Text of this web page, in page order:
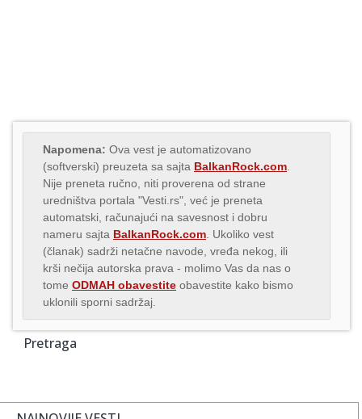
Napomena: Ova vest je automatizovano
(softverski) preuzeta sa sajta BalkanRock.com
Nije preneta ručno, niti proverena od strane
uredništva portala "Vesti.rs", već je preneta
automatski, računajući na savesnost i dobru
nameru sajta BalkanRock.com . Ukoliko vest
(članak) sadrži netačne navode, vređa nekog, ili
krši nečija autorska prava - molimo Vas da nas o
tome ODMAH obavestite obavestite kako bismo
uklonili sporni sadržaj.
Pretraga